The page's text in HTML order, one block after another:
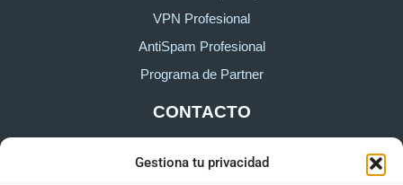
Gestiona tu privacidad
VPN Profesional
AntiSpam Profesional
Programa de Partner
CONTACTO
Sobre HostingTG